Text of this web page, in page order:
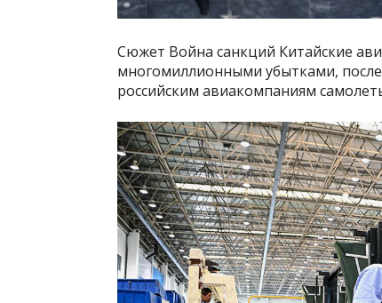
Сюжет Война санкций Китайские
многомиллионными убытками,
российским авиакомпаниям